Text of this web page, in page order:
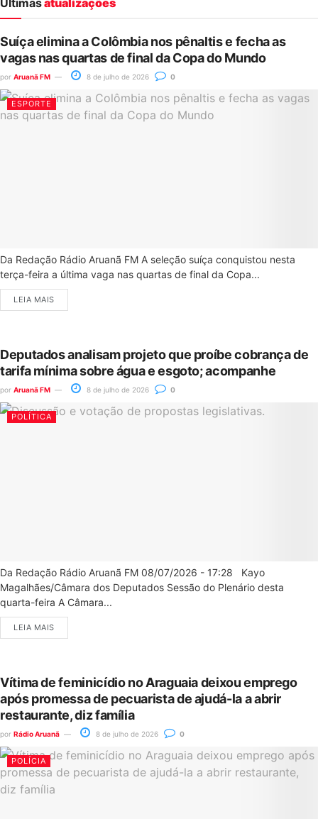
Suíça elimina a Colômbia nos pênaltis e fecha as
vagas nas quartas de final da Copa do Mundo
por Aruanã FM 8 de julho de 2026 0
ESPORTE
Da Redação Rádio Aruanã FM A seleção suíça conquistou nesta
terça-feira a última vaga nas quartas de final da Copa...
LEIA MAIS
Deputados analisam projeto que proíbe cobrança de
tarifa mínima sobre água e esgoto; acompanhe
por Aruanã FM 8 de julho de 2026 0
POLÍTICA
Da Redação Rádio Aruanã FM 08/07/2026 - 17:28 Kayo
Magalhães/Câmara dos Deputados Sessão do Plenário desta
quarta-feira A Câmara...
LEIA MAIS
Vítima de feminicídio no Araguaia deixou emprego
após promessa de pecuarista de ajudá-la a abrir
restaurante, diz família
por Rádio Aruanã 8 de julho de 2026 0
POLÍCIA